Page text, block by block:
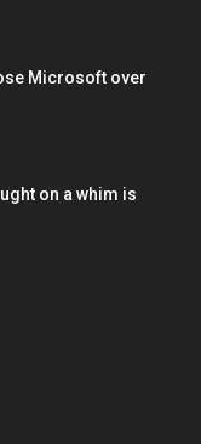
Microsoft over
on a whim is